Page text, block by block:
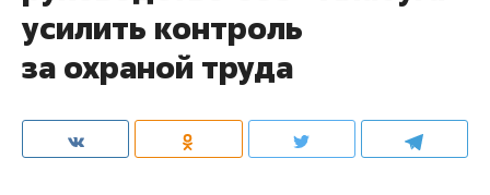
усилить контроль
за охраной труда